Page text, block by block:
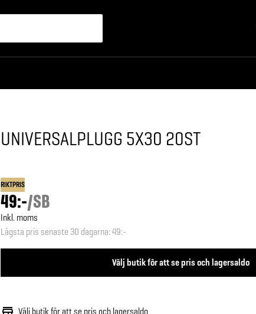
UNIVERSALPLUGG 5X30 20ST
RIKTPRIS
49:-/SB
Inkl. moms
Lägsta pris senaste 30 dagarna:49:-
Välj butik för att se pris och lagersaldo
Välj butik för att se pris och lagersaldo